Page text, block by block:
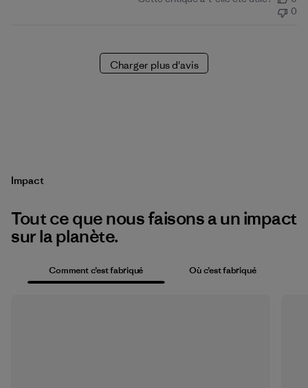
0
Charger plus d'avis
Impact
Tout ce que nous faisons a un impact
sur la planète.
Comment c’est fabriqué Où c’est fabriqué